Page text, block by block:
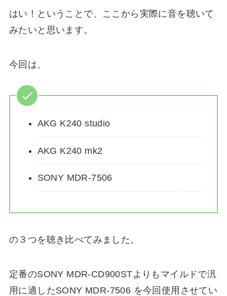
はい！ということで、ここから実際に音を聴いて
みたいと思います。
今回は、
AKG K240 studio
AKG K240 mk2
SONY MDR-7506
の３つを聴き比べてみました。
定番のSONY MDR-CD900STよりもマイルドで汎
用に適したSONY MDR-7506 を今回使用させてい